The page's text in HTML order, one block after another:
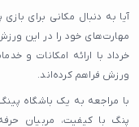
خرداد با ارائه امکانات و
ورزش فراهم کرده‌اند.
پنگ با کیفیت، مربیان